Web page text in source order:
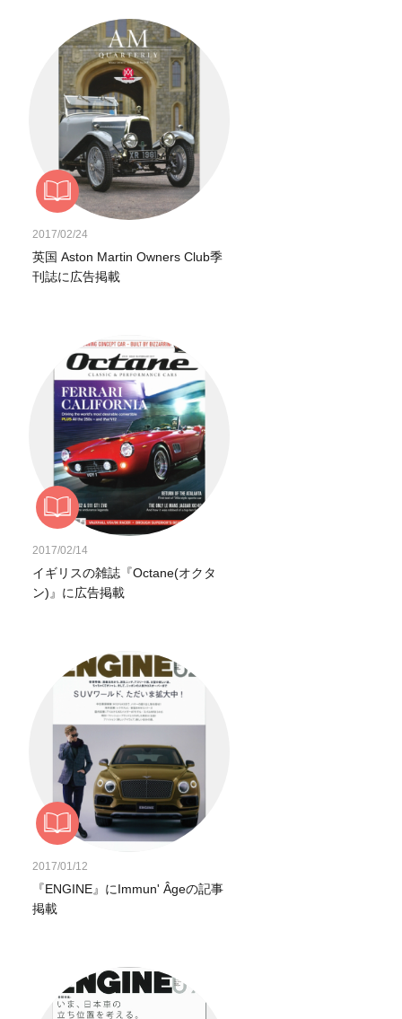
2017/02/24
英国 Aston Martin Owners Club季
刊誌に広告掲載
2017/02/14
イギリスの雑誌『Octane(オクタ
ン)』に広告掲載
2017/01/12
『ENGINE』にImmun' Âgeの記事
掲載